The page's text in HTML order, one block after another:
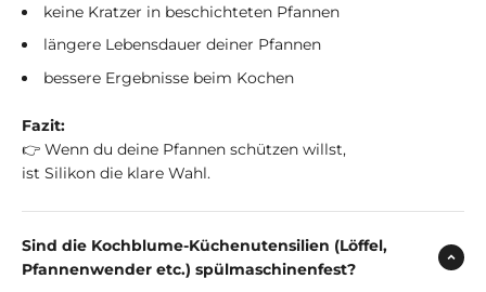
keine Kratzer in beschichteten Pfannen
längere Lebensdauer deiner Pfannen
bessere Ergebnisse beim Kochen
Fazit:
👉 Wenn du deine Pfannen schützen willst,
ist Silikon die klare Wahl.
Sind die Kochblume-Küchenutensilien (Löffel,
Pfannenwender etc.) spülmaschinenfest?